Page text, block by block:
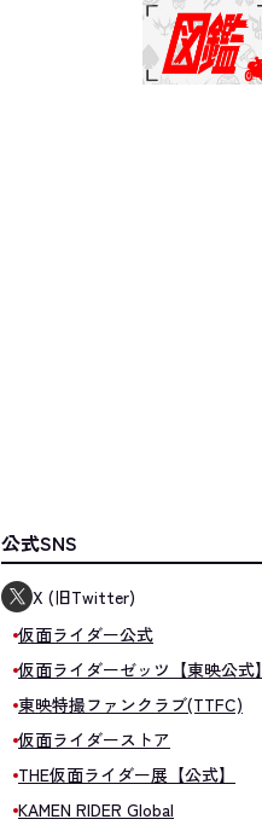
公式SNS
X (旧Twitter)
仮面ライダー公式
仮面ライダーゼッツ【東映公式】
東映特撮ファンクラブ(TTFC)
仮面ライダーストア
THE仮面ライダー展【公式】
KAMEN RIDER Global